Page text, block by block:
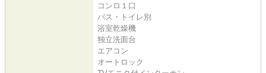
コンロ１口
バス・トイレ別
浴室乾燥機
独立洗面台
エアコン
オートロック